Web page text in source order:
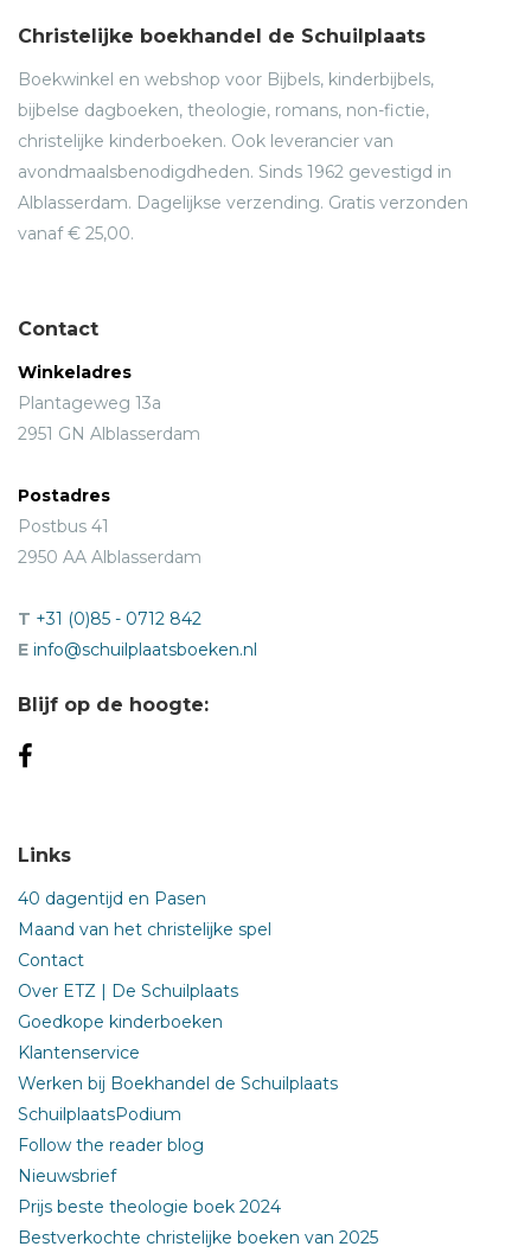
Christelijke boekhandel de Schuilplaats
Boekwinkel en webshop voor Bijbels, kinderbijbels,
bijbelse dagboeken, theologie, romans, non-fictie,
christelijke kinderboeken. Ook leverancier van
avondmaalsbenodigdheden. Sinds 1962 gevestigd in
Alblasserdam. Dagelijkse verzending. Gratis verzonden
vanaf € 25,00.
Contact
Winkeladres
Plantageweg 13a
2951 GN Alblasserdam
Postadres
Postbus 41
2950 AA Alblasserdam
T +31 (0)85 - 0712 842
E info@schuilplaatsboeken.nl
Blijf op de hoogte:
Links
40 dagentijd en Pasen
Maand van het christelijke spel
Contact
Over ETZ | De Schuilplaats
Goedkope kinderboeken
Klantenservice
Werken bij Boekhandel de Schuilplaats
SchuilplaatsPodium
Follow the reader blog
Nieuwsbrief
Prijs beste theologie boek 2024
Bestverkochte christelijke boeken van 2025